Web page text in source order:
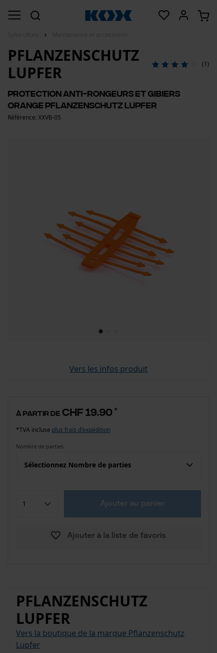
PFLANZENSCHUTZ
LUPFER
(1)
Protection anti-rongeurs et gibiers
orange Pflanzenschutz Lupfer
Référence: XXVB-05
Vers les infos produit
à partir de CHF 19.90 *
*TVA incluse plus frais d'expédition
Nombre de parties
Sélectionnez Nombre de parties
Ajouter au panier
Ajouter à la liste de favoris
PFLANZENSCHUTZ
LUPFER
Vers la boutique de la marque Pflanzenschutz
Lupfer